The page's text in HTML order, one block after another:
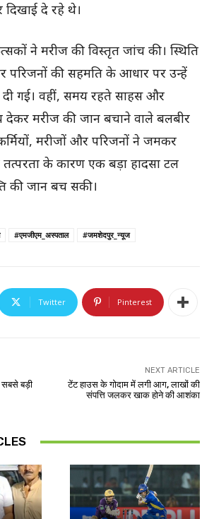
दे रहे थे।
ने मरीज की विस्तृत जांच की। स्थिति
परिजनों की सहमति के आधार पर उन्हें
दी गई। वहीं, समय रहते साहस और
देकर मरीज की जान बचाने वाले बलबीर
मरीजों और परिजनों ने जमकर
तत्परता के कारण एक बड़ा हादसा टल
की जान बच सकी।
#एमजीएम_अस्पताल #जमशेदपुर_न्यूज
Twitter Pinterest
सबसे बड़ी
NEXT ARTICLE
टेंट हाउस के गोदाम में लगी आग, लाखों की
संपत्ति जलकर खाक होने की आशंका